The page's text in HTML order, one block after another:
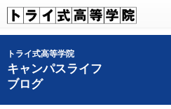
トライ式高等学院
キャンパスライフ
ブログ